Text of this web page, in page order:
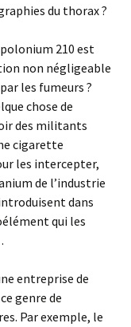
du thorax ?
210 est
non négligeable
les fumeurs ?
chose de
des militants
cigarette
les intercepter,
de l’industrie
dans
qui les
entreprise de
genre de
Par exemple, le